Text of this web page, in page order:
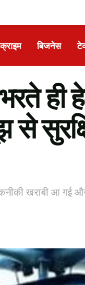
क्राइम बिजनेस
ही
खराबी आ